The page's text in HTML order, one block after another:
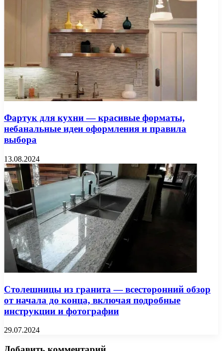
Фартук для кухни — красивые форматы,
небанальные идеи оформления и правила
выбора
13.08.2024
Столешницы из гранита — всесторонний обзор
от начала до конца, включая подробные
инструкции и фотографии
29.07.2024